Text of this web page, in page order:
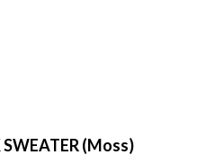
SWEATER (Moss)